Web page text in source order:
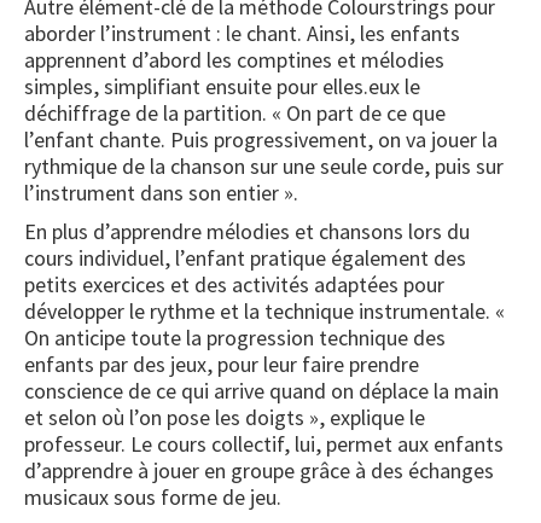
Autre élément-clé de la méthode Colourstrings pour
aborder l’instrument : le chant. Ainsi, les enfants
apprennent d’abord les comptines et mélodies
simples, simplifiant ensuite pour elles.eux le
déchiffrage de la partition. « On part de ce que
l’enfant chante. Puis progressivement, on va jouer la
rythmique de la chanson sur une seule corde, puis sur
l’instrument dans son entier ».
En plus d’apprendre mélodies et chansons lors du
cours individuel, l’enfant pratique également des
petits exercices et des activités adaptées pour
développer le rythme et la technique instrumentale. «
On anticipe toute la progression technique des
enfants par des jeux, pour leur faire prendre
conscience de ce qui arrive quand on déplace la main
et selon où l’on pose les doigts », explique le
professeur. Le cours collectif, lui, permet aux enfants
d’apprendre à jouer en groupe grâce à des échanges
musicaux sous forme de jeu.